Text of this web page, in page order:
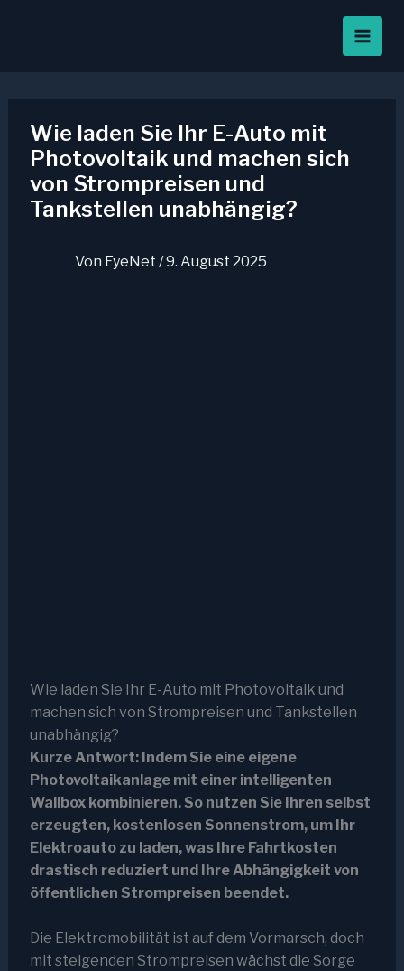
Wie laden Sie Ihr E-Auto mit
Photovoltaik und machen sich
von Strompreisen und
Tankstellen unabhängig?
Von EyeNet /9. August 2025
Wie laden Sie Ihr E-Auto mit Photovoltaik und
machen sich von Strompreisen und Tankstellen
unabhängig?
Kurze Antwort: Indem Sie eine eigene
Photovoltaikanlage mit einer intelligenten
Wallbox kombinieren. So nutzen Sie Ihren selbst
erzeugten, kostenlosen Sonnenstrom, um Ihr
Elektroauto zu laden, was Ihre Fahrtkosten
drastisch reduziert und Ihre Abhängigkeit von
öffentlichen Strompreisen beendet.
Die Elektromobilität ist auf dem Vormarsch, doch
mit steigenden Strompreisen wächst die Sorge